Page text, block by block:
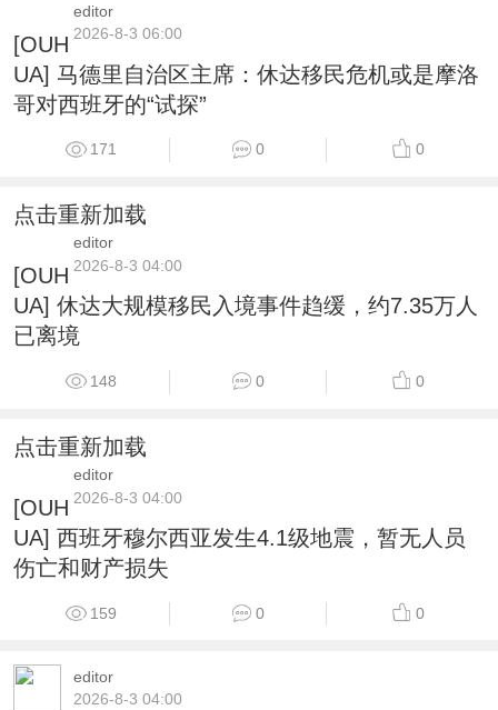
editor
2026-8-3 06:00
[OUH
UA] 马德里自治区主席：休达移民危机或是摩洛
哥对西班牙的“试探”
171 0 0
点击重新加载
editor
2026-8-3 04:00
[OUH
UA] 休达大规模移民入境事件趋缓，约7.35万人
已离境
148 0 0
点击重新加载
editor
2026-8-3 04:00
[OUH
UA] 西班牙穆尔西亚发生4.1级地震，暂无人员
伤亡和财产损失
159 0 0
editor
2026-8-3 04:00